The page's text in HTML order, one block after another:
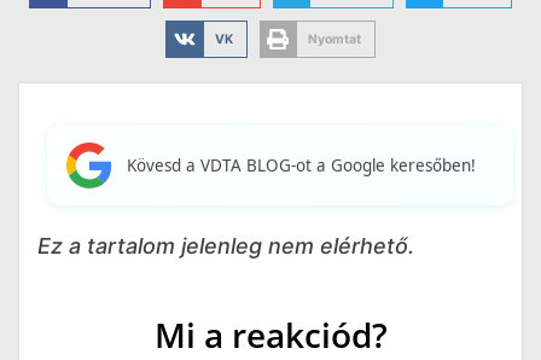
VK Nyomtat
Kövesd a VDTA BLOG-ot a Google keresőben!
Ez a tartalom jelenleg nem elérhető.
Mi a reakciód?